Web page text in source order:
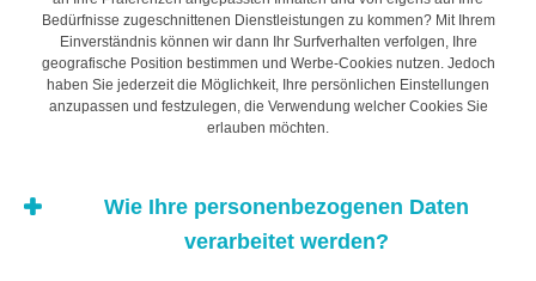
Bedürfnisse zugeschnittenen Dienstleistungen zu kommen? Mit Ihrem
Einverständnis können wir dann Ihr Surfverhalten verfolgen, Ihre
geografische Position bestimmen und Werbe-Cookies nutzen. Jedoch
haben Sie jederzeit die Möglichkeit, Ihre persönlichen Einstellungen
anzupassen und festzulegen, die Verwendung welcher Cookies Sie
erlauben möchten.
Wie Ihre personenbezogenen Daten
verarbeitet werden?